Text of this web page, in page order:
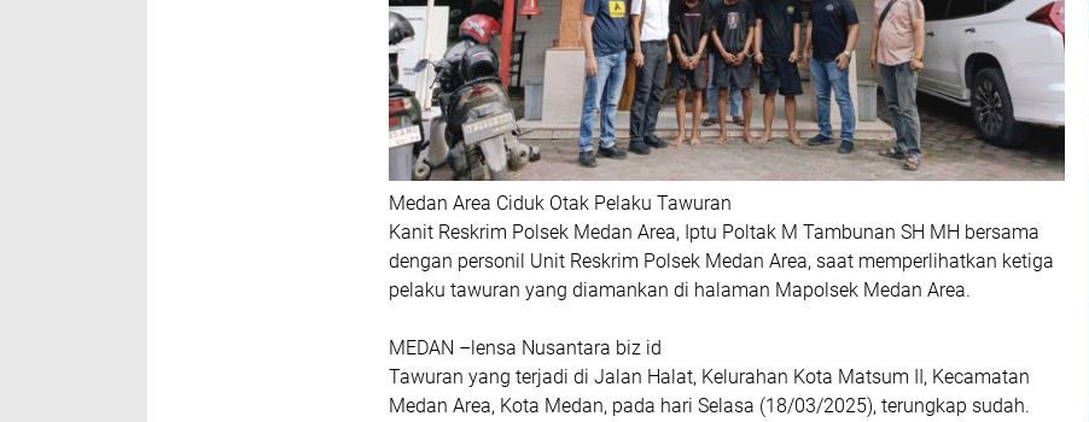
Medan Area Ciduk Otak Pelaku Tawuran
Kanit Reskrim Polsek Medan Area, Iptu Poltak M Tambunan SH MH bersama
dengan personil Unit Reskrim Polsek Medan Area, saat memperlihatkan ketiga
pelaku tawuran yang diamankan di halaman Mapolsek Medan Area.
MEDAN –lensa Nusantara biz id
Tawuran yang terjadi di Jalan Halat, Kelurahan Kota Matsum II, Kecamatan
Medan Area, Kota Medan, pada hari Selasa (18/03/2025), terungkap sudah.